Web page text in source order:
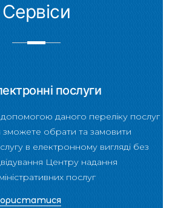
Сервіси
послуги
даного переліку послуг
зможете обрати та замовити
в електронному вигляді без
Центру надання
послуг